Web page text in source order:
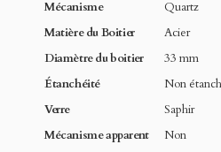
Mécanisme
Quartz
Matière du Boitier
Acier
Diamètre du boitier
33 mm
Étanchéité
Non
Verre
Saphir
Mécanisme apparent
Non